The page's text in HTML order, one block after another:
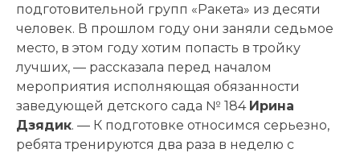
подготовительной групп «Ракета» из десяти
человек. В прошлом году они заняли седьмое
место, в этом году хотим попасть в тройку
лучших, — рассказала перед началом
мероприятия исполняющая обязанности
заведующей детского сада № 184 Ирина
Дзядик. — К подготовке относимся серьезно,
ребята тренируются два раза в неделю с